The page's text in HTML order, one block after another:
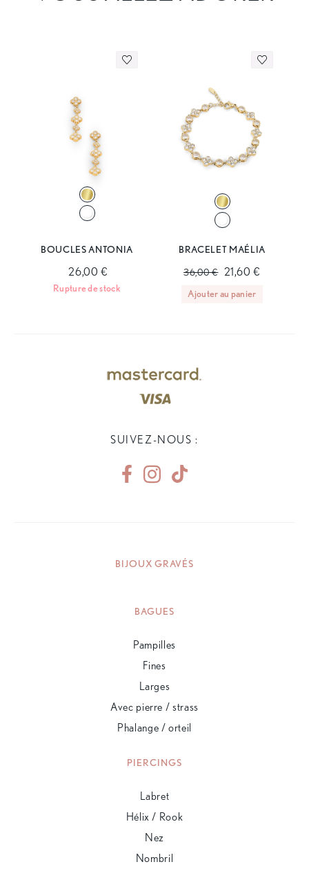
BOUCLES ANTONIA
26,00 €
Rupture de stock
BRACELET MAÉLIA
36,00 € 21,60 €
Ajouter au panier
SUIVEZ-NOUS :
BIJOUX GRAVÉS
BAGUES
Pampilles
Fines
Larges
Avec pierre / strass
Phalange / orteil
PIERCINGS
Labret
Hélix / Rook
Nez
Nombril